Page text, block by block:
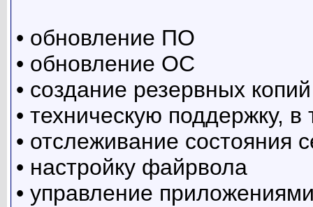
• обновление ПО
• обновление ОС
• создание резервных копий
• техническую поддержку,
• отслеживание состояния
• настройку файрвола
• управление